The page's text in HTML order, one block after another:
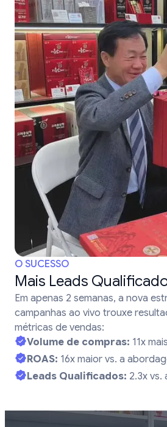
O SUCESSO
Mais Leads
Em apenas 2 semanas, a nova
campanhas ao vivo trouxe
métricas de vendas:
Volume de compras: 11x
ROAS: 16x maior vs. a
Leads Qualificados: 2.3x vs.